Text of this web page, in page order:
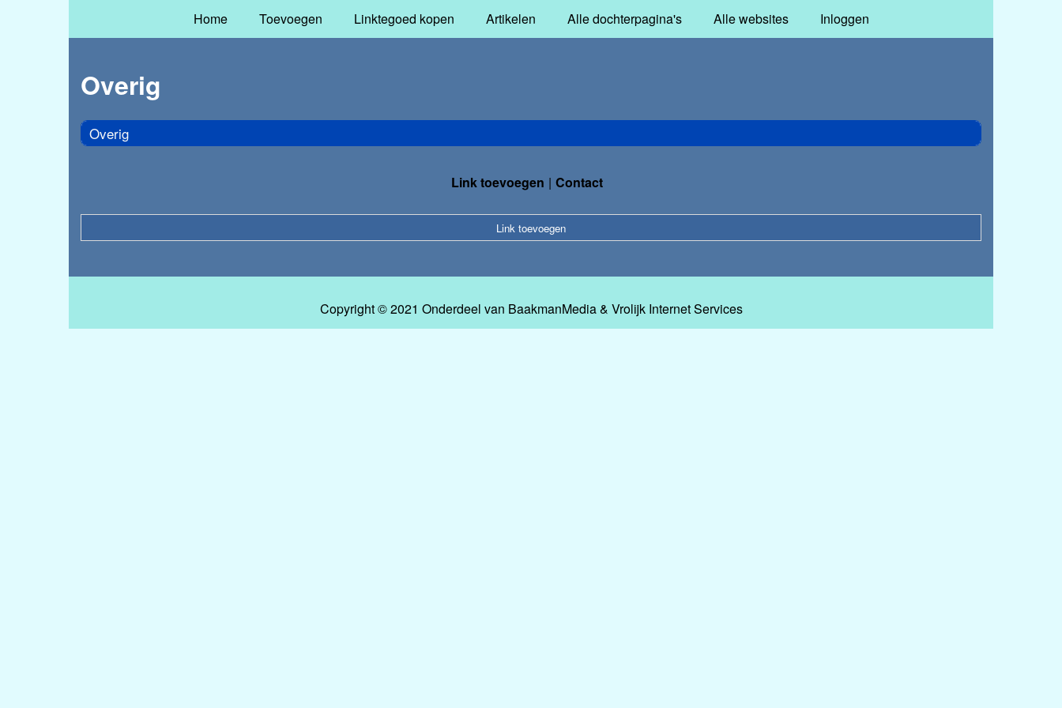
Home Toevoegen Linktegoed kopen Artikelen Alle dochterpagina's Alle websites Inloggen
Overig
Overig
Link toevoegen Contact
Link toevoegen
Copyright © 2021 Onderdeel van BaakmanMedia& Vrolijk Internet Services